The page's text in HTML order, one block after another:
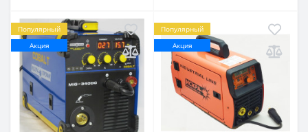
Популярный
Акция
Популярный
Акция